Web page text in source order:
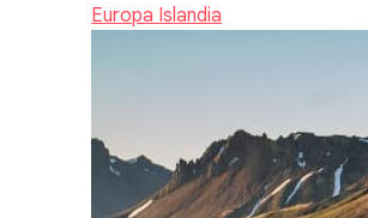
Europa Islandia